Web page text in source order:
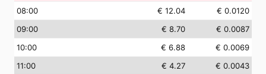
08:00 € 12.04
€ 0.0120
09:00 € 8.70
€ 0.0087
10:00 € 6.88
€ 0.0069
11:00 € 4.27
€ 0.0043